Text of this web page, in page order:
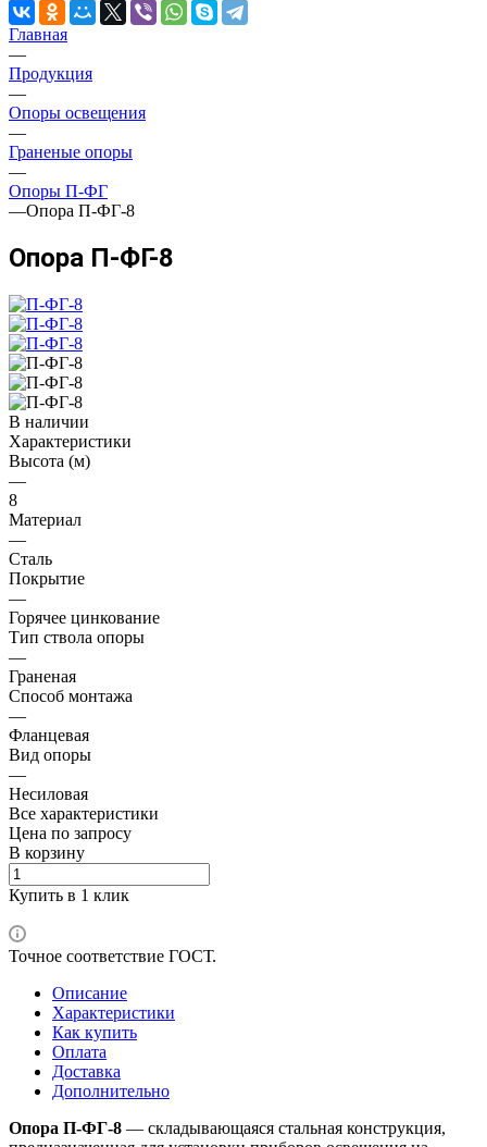
Главная
—
Продукция
—
Опоры освещения
—
Граненые опоры
—
Опоры П-ФГ
—Опора П-ФГ-8
Опора П-ФГ-8
В наличии
Характеристики
Высота (м)
—
8
Материал
—
Сталь
Покрытие
—
Горячее цинкование
Тип ствола опоры
—
Граненая
Способ монтажа
—
Фланцевая
Вид опоры
—
Несиловая
Все характеристики
Цена по запросу
В корзину
Купить в 1 клик
Точное соответствие ГОСТ.
Описание
Характеристики
Как купить
Оплата
Доставка
Дополнительно
Опора П-ФГ-8 — складывающаяся стальная конструкция,